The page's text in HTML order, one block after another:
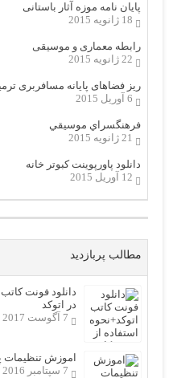
پایان نامه موزه آثار باستانی
18 ژانویه 2015
رابطه معماری و موسیقی
22 ژانویه 2015
ریز فضاهای پایانه مسافربری
6 آوریل 2015
فرهنگسراي موسيقي
21 ژانویه 2015
دانلود پاورپوینت کبوتر خانه
12 آوریل 2015
مطالب پربازدید
دانلود فونت
در اتوکد
7 آگوست 2017
اموزش تنظیمات
7 سپتامبر 2016